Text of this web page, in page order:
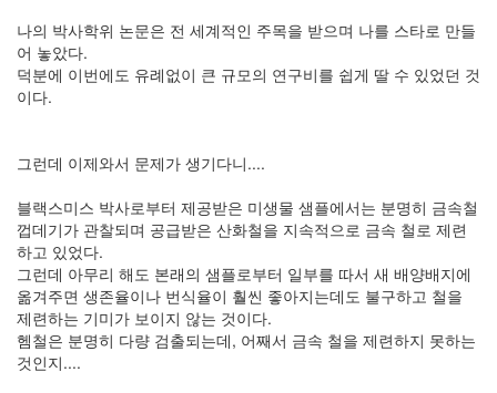
나의 박사학위 논문은 전 세계적인 주목을 받으며 나를 스타로 만들
어 놓았다.
덕분에 이번에도 유례없이 큰 규모의 연구비를 쉽게 딸 수 있었던 것
이다.
그런데 이제와서 문제가 생기다니....
블랙스미스 박사로부터 제공받은 미생물 샘플에서는 분명히 금속철
껍데기가 관찰되며 공급받은 산화철을 지속적으로 금속 철로 제련
하고 있었다.
그런데 아무리 해도 본래의 샘플로부터 일부를 따서 새 배양배지에
옮겨주면 생존율이나 번식율이 훨씬 좋아지는데도 불구하고 철을
제련하는 기미가 보이지 않는 것이다.
헴철은 분명히 다량 검출되는데, 어째서 금속 철을 제련하지 못하는
것인지....